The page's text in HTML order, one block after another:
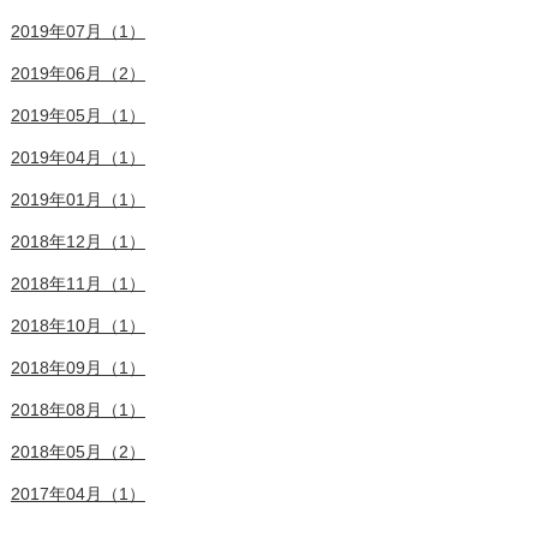
2019年07月（1）
2019年06月（2）
2019年05月（1）
2019年04月（1）
2019年01月（1）
2018年12月（1）
2018年11月（1）
2018年10月（1）
2018年09月（1）
2018年08月（1）
2018年05月（2）
2017年04月（1）